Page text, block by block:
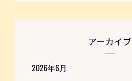
アーカイブ
2026年6月